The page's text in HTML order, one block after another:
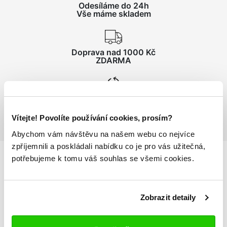
Vítejte! Povolíte používání cookies, prosím?
Abychom vám návštěvu na našem webu co nejvíce
zpříjemnili a poskládali nabídku co je pro vás užitečná,
potřebujeme k tomu váš souhlas se všemi cookies.
Zobrazit detaily
Odesíláme do 24h
Vše máme skladem
Doprava nad 1000 Kč
ZDARMA
Vrácení zboží
Podrobnostio produktu